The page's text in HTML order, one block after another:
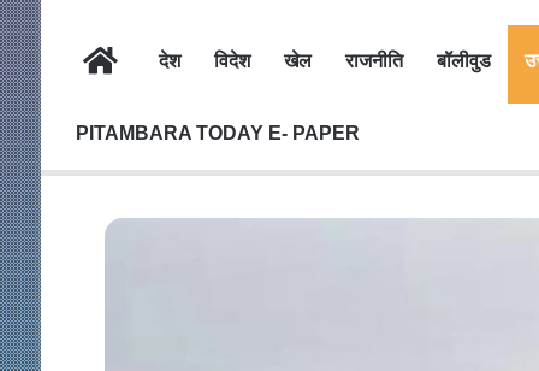
होम देश विदेश खेल राजनीति बॉलीवुड
PITAMBARA TODAY E- PAPER